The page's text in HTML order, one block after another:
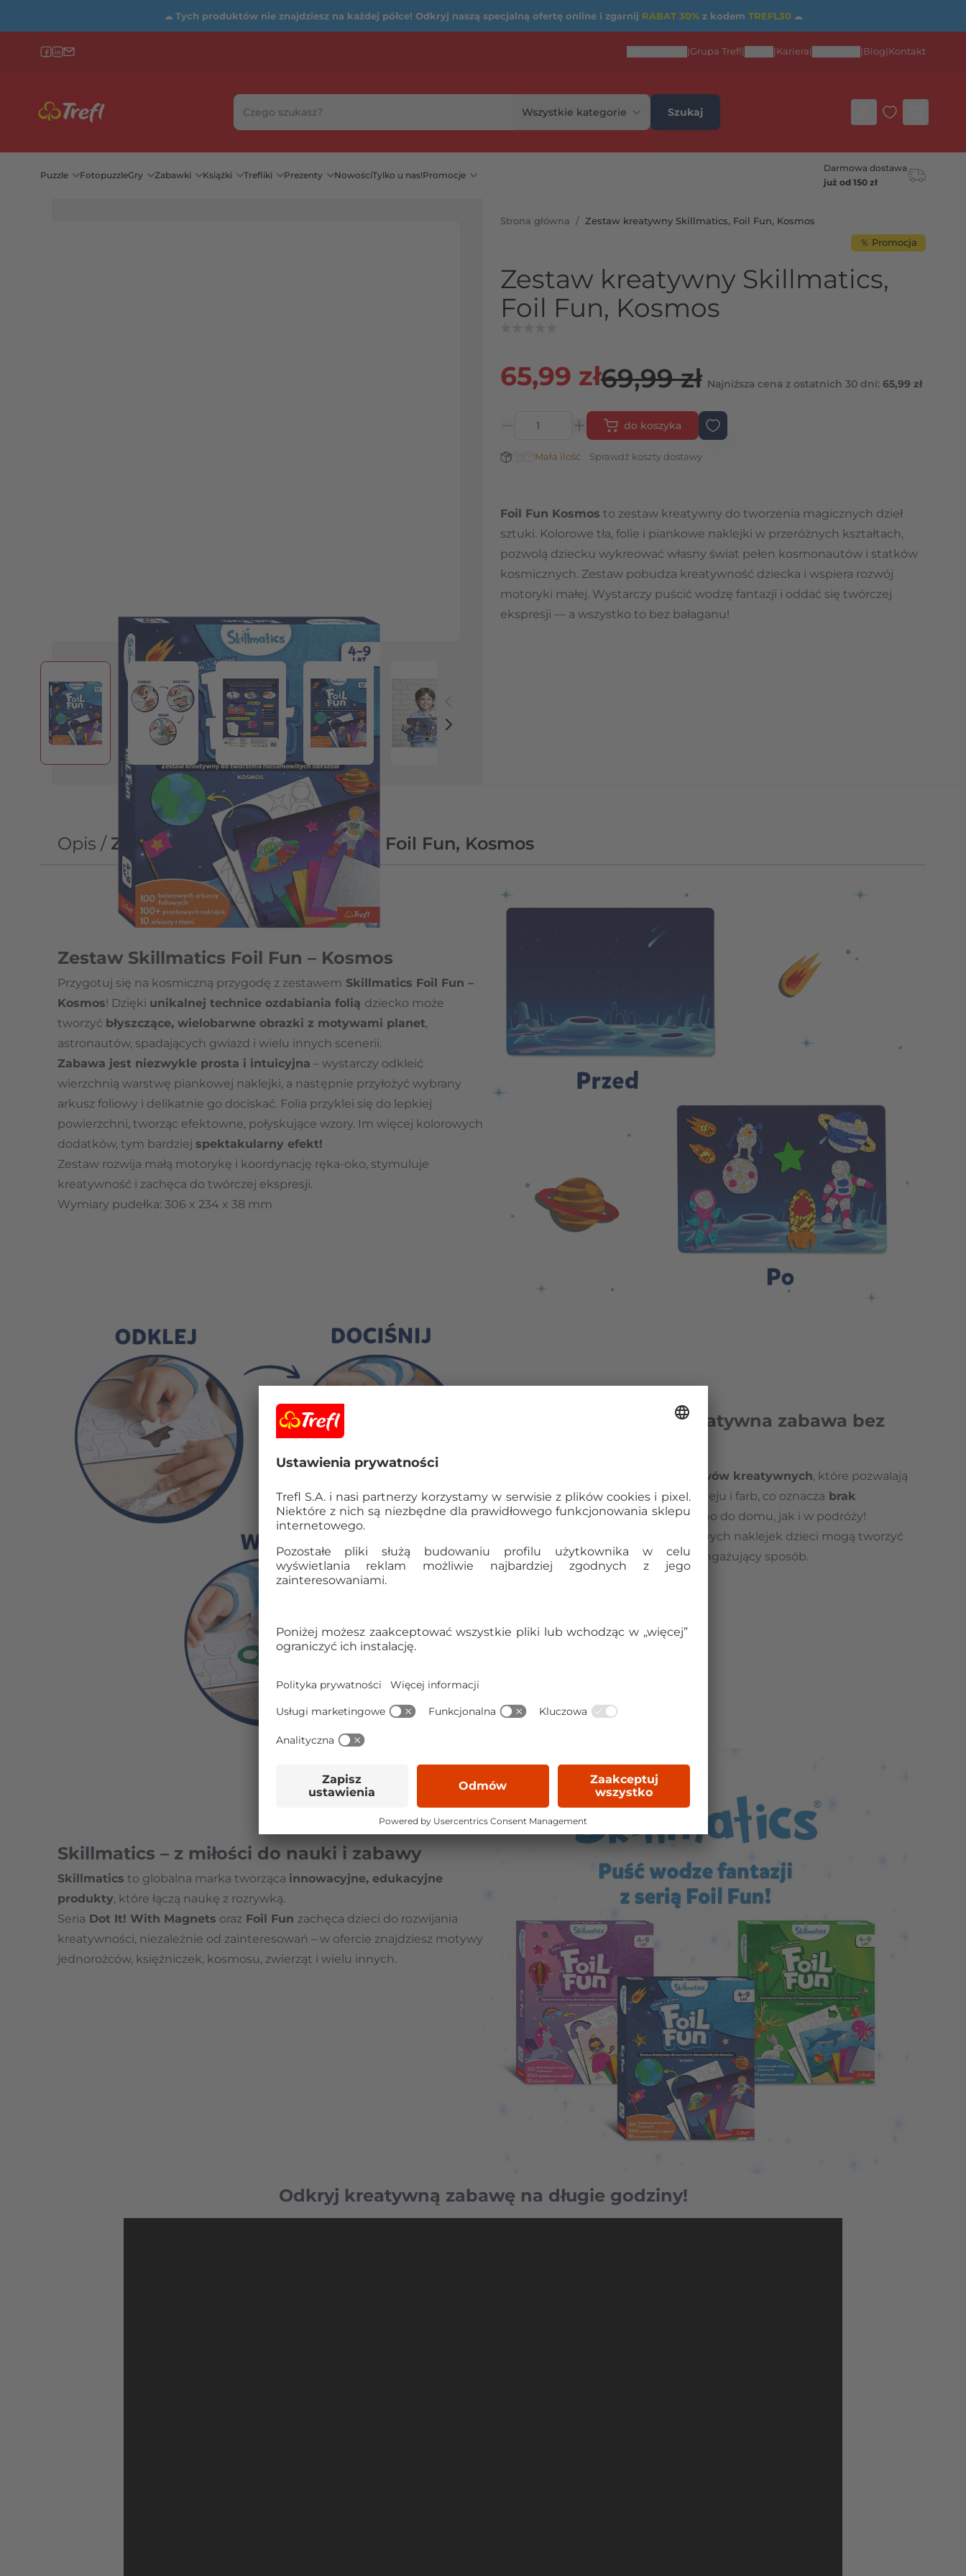
☁ Tych produktów nie znajdziesz na każdej półce! Odkryj naszą specjalną ofertę online i zgarnij RABAT 30%z kodem TREFL30 ☁
Grupa Trefl Kariera Blog Kontakt
Szukaj w sklepie...
Wybierz kategorię
Szukaj
Puzzle FotopuzzleGry Zabawki Książki Trefliki Prezenty NowościTylko u nas!Promocje
Darmowa dostawa
już od 150 zł
View larger imageView larger imageView larger imageView larger imageView larger image
Strona główna / Zestaw kreatywny Skillmatics, Foil Fun, Kosmos
％ Promocja
Zestaw kreatywny Skillmatics,
Foil Fun, Kosmos
69,99 zł
65,99 zł Najniższa cena z ostatnich 30 dni: 65,99 zł
do koszyka
Stan magazynowy:
Mała ilość Sprawdź koszty dostawy
Foil Fun Kosmos to zestaw kreatywny do tworzenia magicznych dzieł
sztuki. Kolorowe tła, folie i piankowe naklejki w przeróżnych kształtach,
pozwolą dziecku wykreować własny świat pełen kosmonautów i statków
kosmicznych. Zestaw pobudza kreatywność dziecka i wspiera rozwój
motoryki małej. Wystarczy puścić wodzę fantazji i oddać się twórczej
ekspresji — a wszystko to bez bałaganu!
Opis / Zestaw kreatywny Skillmatics, Foil Fun, Kosmos
Zestaw Skillmatics Foil Fun – Kosmos
Przygotuj się na kosmiczną przygodę z zestawem Skillmatics Foil Fun –
Kosmos! Dzięki unikalnej technice ozdabiania folią dziecko może
tworzyć błyszczące, wielobarwne obrazki z motywami planet,
astronautów, spadających gwiazd i wielu innych scenerii.
Zabawa jest niezwykle prosta i intuicyjna – wystarczy odkleić
wierzchnią warstwę piankowej naklejki, a następnie przyłożyć wybrany
arkusz foliowy i delikatnie go dociskać. Folia przyklei się do lepkiej
powierzchni, tworząc efektowne, połyskujące wzory. Im więcej kolorowych
dodatków, tym bardziej spektakularny efekt!
Zestaw rozwija małą motorykę i koordynację ręka-oko, stymuluje
kreatywność i zachęca do twórczej ekspresji.
Wymiary pudełka: 306 x 234 x 38 mm
Skillmatics Foil Fun – kreatywna zabawa bez
zestawów kreatywnych, które pozwalają
dzieciom ozdabiać obrazki bez użycia kleju i farb, co oznacza brak
brudzenia i bałagan u – idealne zarówno do domu, jak i w podróży!
Przy użyciu foliowych arkuszy i piankowych naklejek dzieci mogą tworzyć
połyskujące dzieła sztuki
w prosty i angażujący sposób.
Skillmatics – z miłości do nauki i zabawy
Skillmatics to globalna marka tworząca innowacyjne, edukacyjne
produkty, które łączą naukę z rozrywką.
Seria Dot It! With Magnets oraz Foil Fun zachęca dzieci do rozwijania
kreatywności, niezależnie od zainteresowań – w ofercie znajdziesz motywy
jednorożców, księżniczek, kosmosu, zwierząt i wielu innych.
Odkryj kreatywną zabawę na długie godziny!